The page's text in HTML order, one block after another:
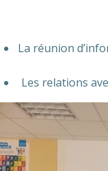
La réunion
Les relations